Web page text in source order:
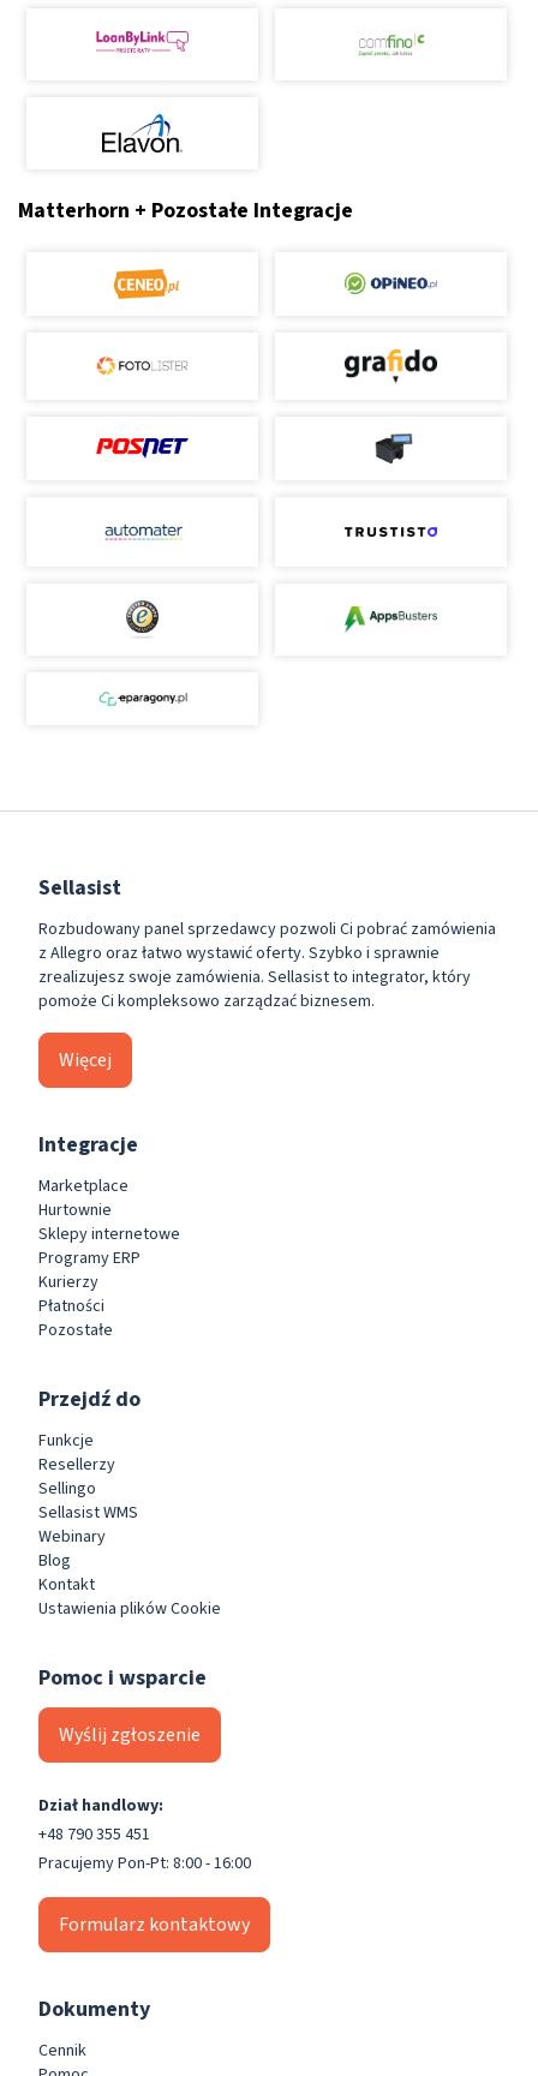
Matterhorn + Pozostałe Integracje
Sellasist
Rozbudowany panel sprzedawcy pozwoli Ci pobrać zamówienia
z Allegro oraz łatwo wystawić oferty. Szybko i sprawnie
zrealizujesz swoje zamówienia. Sellasist to integrator, który
pomoże Ci kompleksowo zarządzać biznesem.
Więcej
Integracje
Marketplace
Hurtownie
Sklepy internetowe
Programy ERP
Kurierzy
Płatności
Pozostałe
Przejdź do
Funkcje
Resellerzy
Sellingo
Sellasist WMS
Webinary
Blog
Kontakt
Ustawienia plików Cookie
Pomoc i wsparcie
Wyślij zgłoszenie
Dział handlowy:
+48 790 355 451
Pracujemy Pon-Pt: 8:00 - 16:00
Formularz kontaktowy
Dokumenty
Cennik